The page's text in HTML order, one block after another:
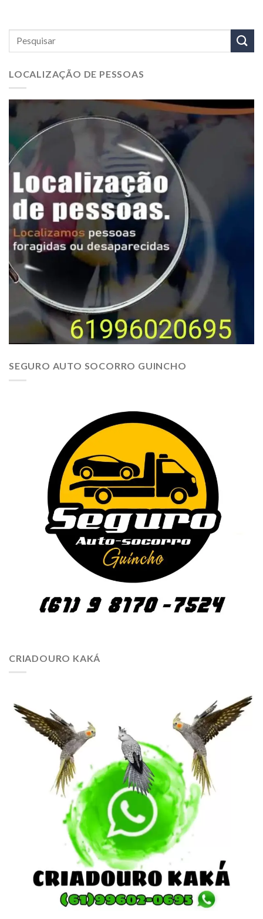
LOCALIZAÇÃO DE PESSOAS
SEGURO AUTO SOCORRO GUINCHO
CRIADOURO KAKÁ